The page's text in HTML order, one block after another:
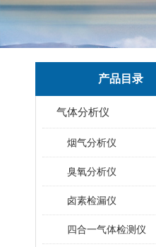
产品目录
气体分析仪
烟气分析仪
臭氧分析仪
卤素检漏仪
四合一气体检测仪